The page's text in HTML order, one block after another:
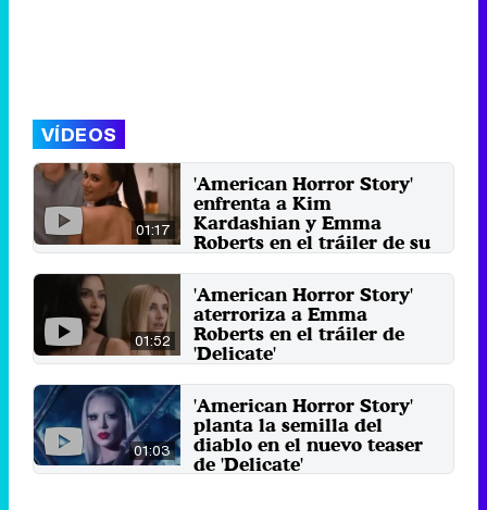
VÍDEOS
01:17
'American Horror Story'
enfrenta a Kim
Kardashian y Emma
Roberts en el tráiler de su
regreso
La antología de Ryan Murphy
regresa a Estados Unidos el 3 de
abril con la última tanda ...
21 de marzo 2024
01:52
'American Horror Story'
aterroriza a Emma
Roberts en el tráiler de
'Delicate'
principal de la duodécima ...
7 de septiembre 2023
01:03
'American Horror Story'
planta la semilla del
diablo en el nuevo teaser
de 'Delicate'